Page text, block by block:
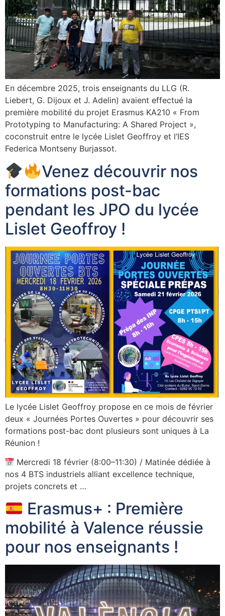
En décembre 2025, trois enseignants du LLG (R.
Liebert, G. Dijoux et J. Adelin) avaient effectué la
première mobilité du projet Erasmus KA210 « From
Prototyping to Manufacturing: A Shared Project »,
coconstruit entre le lycée Lislet Geoffroy et l’IES
Federica Montseny Burjassot.
Venez découvrir nos
formations post-bac
pendant les JPO du lycée
Lislet Geoffroy !
Le lycée Lislet Geoffroy propose en ce mois de février
deux « Journées Portes Ouvertes » pour découvrir ses
formations post-bac dont plusieurs sont uniques à La
Réunion !
Mercredi 18 février (8:00–11:30) / Matinée dédiée à
nos 4 BTS industriels alliant excellence technique,
projets concrets et …
Erasmus+ : Première
mobilité à Valence réussie
pour nos enseignants !